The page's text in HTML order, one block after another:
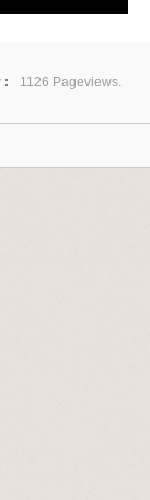
:
1126 Pageviews.